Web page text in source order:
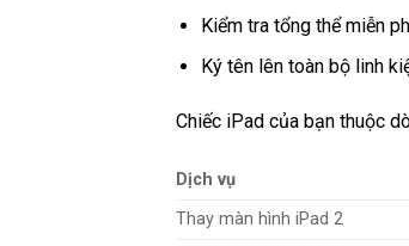
Kiểm tra tổng thể miễn
Ký tên lên toàn bộ linh
Chiếc iPad của bạn thuộc
Dịch vụ
Thay màn hình iPad 2